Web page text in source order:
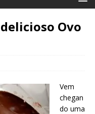
Ovo
Vem
chegan
do uma